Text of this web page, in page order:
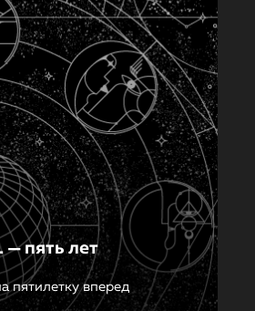
— пять лет
пятилетку вперед